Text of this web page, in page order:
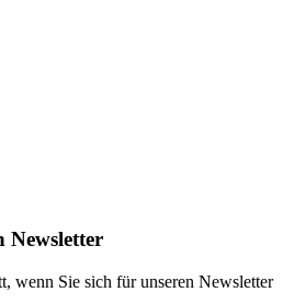
Newsletter
wenn Sie sich für unseren Newsletter